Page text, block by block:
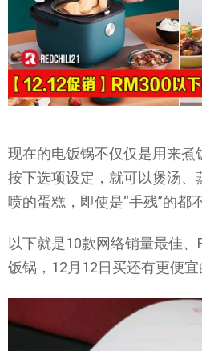
现在的电饭锅不仅仅是用来煮
按下选项设定，就可以煲汤、
喷的蛋糕，即使是“手残”的都
以下就是10款网络销量最佳
饭锅，12月12日买还有更便宜